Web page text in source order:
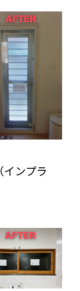
ンプラ